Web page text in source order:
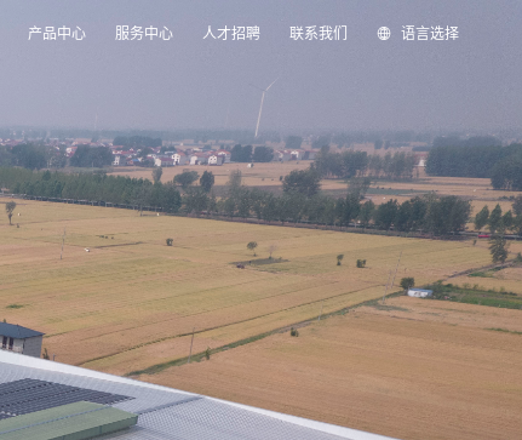
产品中心 服务中心 人才招聘 联系我们 语言选择